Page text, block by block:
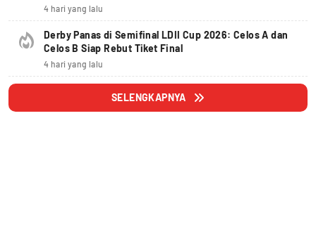
4 hari yang lalu
Derby Panas di Semifinal LDII Cup 2026: Celos A dan
Celos B Siap Rebut Tiket Final
4 hari yang lalu
SELENGKAPNYA